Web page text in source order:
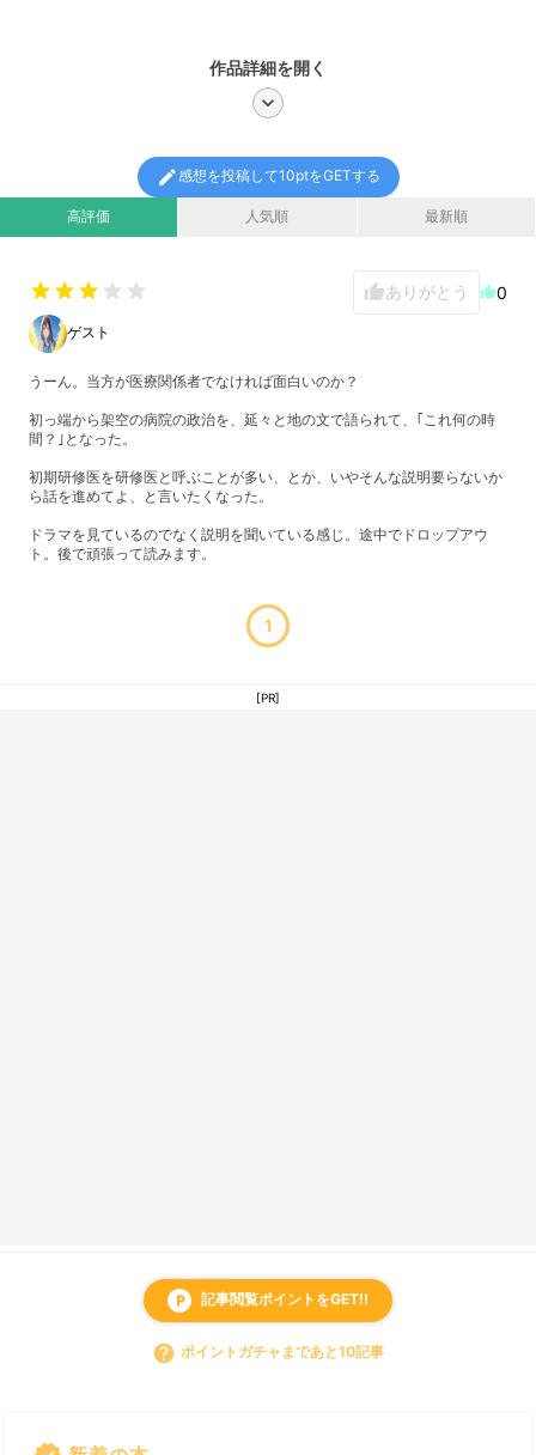
作品詳細を開く
chevron_right
高評価 人気順 最新順
edit感想を投稿して10ptをGETする
star star star star star thumb_upありがとう thumb_up0
ゲスト
うーん。当方が医療関係者でなければ面白いのか？
初っ端から架空の病院の政治を、延々と地の文で語られて、｢これ何の時
間？｣となった。
初期研修医を研修医と呼ぶことが多い、とか、いやそんな説明要らないか
ら話を進めてよ、と言いたくなった。
ドラマを見ているのでなく説明を聞いている感じ。途中でドロップアウ
ト。後で頑張って読みます。
1
[PR]
local_parking 記事閲覧ポイントをGET!!
help ポイントガチャまであと10記事